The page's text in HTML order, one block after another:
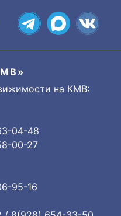
на КМВ:
04-48
00-27
95-16